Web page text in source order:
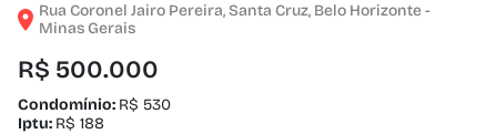
Rua Coronel Jairo Pereira, Santa Cruz, Belo Horizonte -
Minas Gerais
R$ 500.000
Condomínio: R$ 530
Iptu: R$ 188